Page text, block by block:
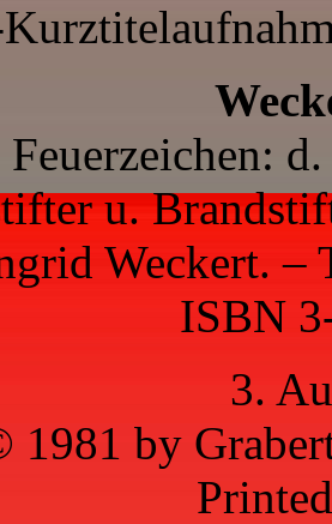
Feuerzeichen:
u.
Weckert. –
ISBN
3.
1981 by